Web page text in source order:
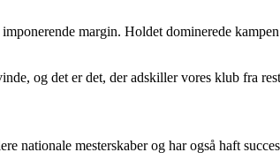
margin. Holdet dominerede
og det er det, der adskiller vores klub fra
nationale mesterskaber og har også haft